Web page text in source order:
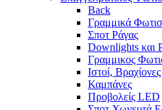
Back
Γραμμικά
Σποτ Ράγας
Downlights και
Γραμμικος
Ιστοί,
Καμπάνες
Προβολείς LED